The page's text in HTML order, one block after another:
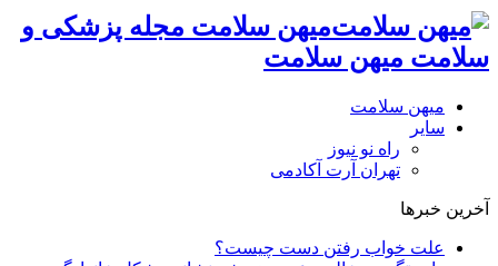
میهن سلامت مجله پزشکی و
سلامت میهن سلامت
میهن سلامت
سایر
راه نو نیوز
تهران آرت آکادمی
آخرین خبرها
علت خواب رفتن دست چیست؟